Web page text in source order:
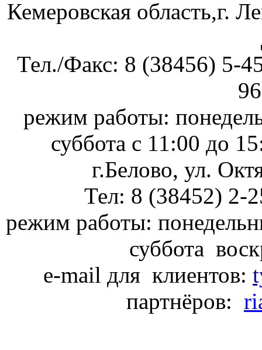
Кемеровская область,г.
Тел./Факс: 8 (38456) 5-
режим работы:
суббота с 11:00 до
г.Белово, ул.
Тел: 8 (38452) 2-
режим работы:
суббота
e-mail для клиентов:
партнёров: